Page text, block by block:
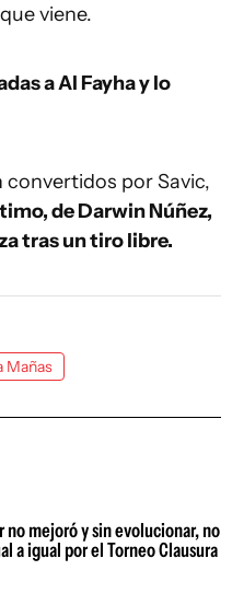
viene.
a Al Fayha y lo
por Savic,
de Darwin Núñez,
tras un tiro libre.
Mañas
mejoró y sin evolucionar, no
a igual por el Torneo Clausura